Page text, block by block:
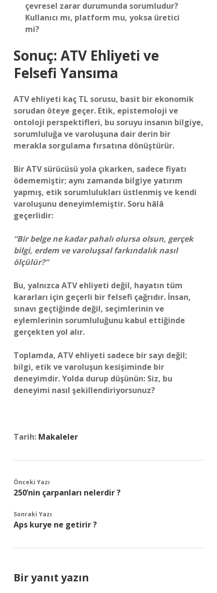
çevresel zarar durumunda sorumludur?
Kullanıcı mı, platform mu, yoksa üretici
mi?
Sonuç: ATV Ehliyeti ve
Felsefi Yansıma
ATV ehliyeti kaç TL sorusu, basit bir ekonomik
sorudan öteye geçer. Etik, epistemoloji ve
ontoloji perspektifleri, bu soruyu insanın bilgiye,
sorumluluğa ve varoluşuna dair derin bir
merakla sorgulama fırsatına dönüştürür.
Bir ATV sürücüsü yola çıkarken, sadece fiyatı
ödememiştir; aynı zamanda bilgiye yatırım
yapmış, etik sorumlulukları üstlenmiş ve kendi
varoluşunu deneyimlemiştir. Soru hâlâ
geçerlidir:
“Bir belge ne kadar pahalı olursa olsun, gerçek
bilgi, erdem ve varoluşsal farkındalık nasıl
ölçülür?”
Bu, yalnızca ATV ehliyeti değil, hayatın tüm
kararları için geçerli bir felsefi çağrıdır. İnsan,
sınavı geçtiğinde değil, seçimlerinin ve
eylemlerinin sorumluluğunu kabul ettiğinde
gerçekten yol alır.
Toplamda, ATV ehliyeti sadece bir sayı değil;
bilgi, etik ve varoluşun kesişiminde bir
deneyimdir. Yolda durup düşünün: Siz, bu
deneyimi nasıl şekillendiriyorsunuz?
Tarih: Makaleler
Önceki Yazı
250’nin çarpanları nelerdir ?
Sonraki Yazı
Aps kurye ne getirir ?
Bir yanıt yazın